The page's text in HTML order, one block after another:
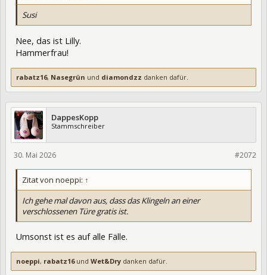
Susi
Nee, das ist Lilly.
Hammerfrau!
rabatz16, Nasegrün und diamondzz danken dafür.
DappesKopp
Stammschreiber
#2072
30. Mai 2026
Zitat von noeppi: ↑
Ich gehe mal davon aus, dass das Klingeln an einer
verschlossenen Türe gratis ist.
Umsonst ist es auf alle Fälle.
noeppi, rabatz16und Wet&Dry danken dafür.